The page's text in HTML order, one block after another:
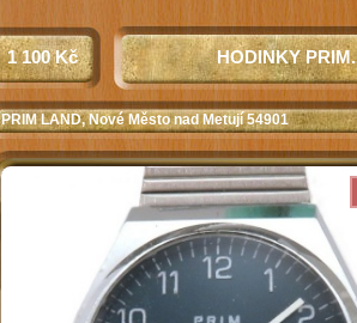
1 100 Kč HODINKY PRIM.
PRIM LAND, Nové Město nad Metují 54901